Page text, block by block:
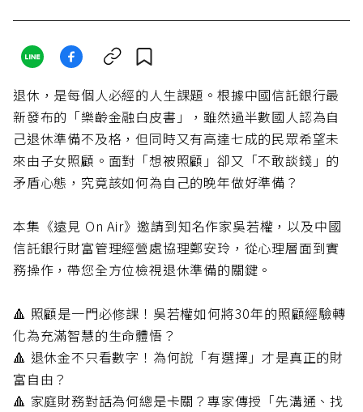
退休，是每個人必經的人生課題。根據中國信託銀行最
新發布的「樂齡金融白皮書」，雖然過半數國人認為自
己退休準備不及格，但同時又有高達七成的民眾希望未
來由子女照顧。面對「想被照顧」卻又「不敢談錢」的
矛盾心態，究竟該如何為自己的晚年做好準備？
本集《遠見 On Air》邀請到知名作家吳若權，以及中國
信託銀行財富管理經營處協理鄭安玲，從心理層面到實
務操作，帶您全方位檢視退休準備的關鍵。
🔺 照顧是一門必修課！吳若權如何將30年的照顧經驗轉
化為充滿智慧的生命體悟？
🔺 退休金不只看數字！為何說「有選擇」才是真正的財
富自由？
🔺 家庭財務對話為何總是卡關？專家傳授「先溝通、找